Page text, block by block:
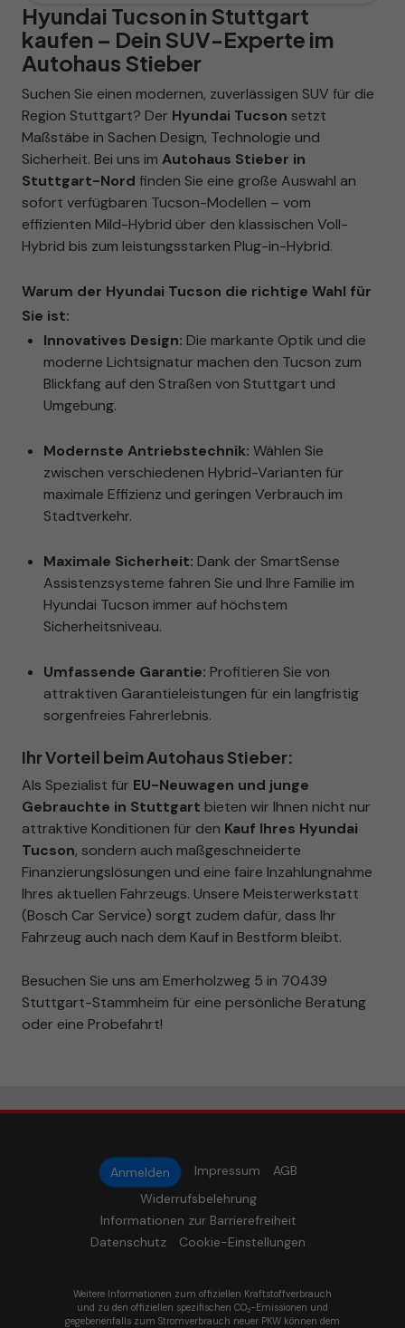
Hyundai Tucson in Stuttgart
kaufen – Dein SUV-Experte im
Autohaus Stieber
Suchen Sie einen modernen, zuverlässigen SUV für die
Region Stuttgart? Der Hyundai Tucson setzt
Maßstäbe in Sachen Design, Technologie und
Sicherheit. Bei uns im Autohaus Stieber in
Stuttgart-Nord finden Sie eine große Auswahl an
sofort verfügbaren Tucson-Modellen – vom
effizienten Mild-Hybrid über den klassischen Voll-
Hybrid bis zum leistungsstarken Plug-in-Hybrid.
Warum der Hyundai Tucson die richtige Wahl für
Sie ist:
Innovatives Design: Die markante Optik und die
moderne Lichtsignatur machen den Tucson zum
Blickfang auf den Straßen von Stuttgart und
Umgebung.
Modernste Antriebstechnik: Wählen Sie
zwischen verschiedenen Hybrid-Varianten für
maximale Effizienz und geringen Verbrauch im
Stadtverkehr.
Maximale Sicherheit: Dank der SmartSense
Assistenzsysteme fahren Sie und Ihre Familie im
Hyundai Tucson immer auf höchstem
Sicherheitsniveau.
Umfassende Garantie: Profitieren Sie von
attraktiven Garantieleistungen für ein langfristig
sorgenfreies Fahrerlebnis.
Ihr Vorteil beim Autohaus Stieber:
Als Spezialist für EU-Neuwagen und junge
Gebrauchte in Stuttgart bieten wir Ihnen nicht nur
attraktive Konditionen für den Kauf Ihres Hyundai
Tucson, sondern auch maßgeschneiderte
Finanzierungslösungen und eine faire Inzahlungnahme
Ihres aktuellen Fahrzeugs. Unsere Meisterwerkstatt
(Bosch Car Service) sorgt zudem dafür, dass Ihr
Fahrzeug auch nach dem Kauf in Bestform bleibt.
Besuchen Sie uns am Emerholzweg 5 in 70439
Stuttgart-Stammheim für eine persönliche Beratung
oder eine Probefahrt!
Anmelden Impressum
AGB
Widerrufsbelehrung
Informationen zur Barrierefreiheit
Datenschutz
Cookie-Einstellungen
Weitere Informationen zum offiziellen Kraftstoffverbrauch
und zu den offiziellen spezifischen CO2-Emissionen und
gegebenenfalls zum Stromverbrauch neuer PKW können dem